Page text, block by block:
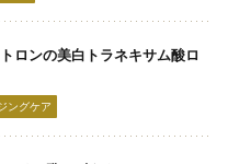
ロンの美白トラネキサム酸ロ
ングケア